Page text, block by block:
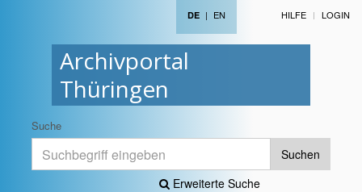
Archivportal
Thüringen
DE | EN HILFE LOGIN
Suche
Suchen
Erweiterte Suche